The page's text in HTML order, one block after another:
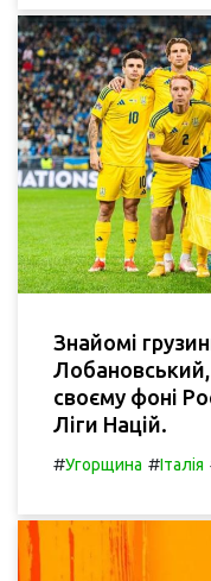
Знайомі
своєму фоні
Ліги Націй.
#Угорщина #Італія